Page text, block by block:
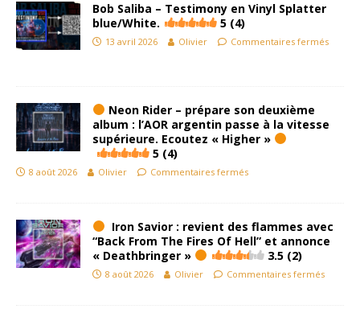
Bob Saliba – Testimony en Vinyl Splatter
blue/White.
5 (4)
13 avril 2026 Olivier Commentaires fermés
Neon Rider – prépare son deuxième
album : l’AOR argentin passe à la vitesse
supérieure. Ecoutez « Higher »
5 (4)
8 août 2026 Olivier Commentaires fermés
Iron Savior : revient des flammes avec
“Back From The Fires Of Hell” et annonce
« Deathbringer »
3.5 (2)
8 août 2026 Olivier Commentaires fermés